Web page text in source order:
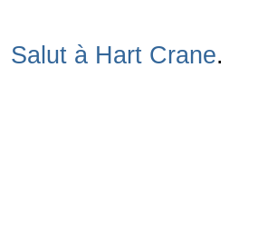
Salut à Hart Crane.